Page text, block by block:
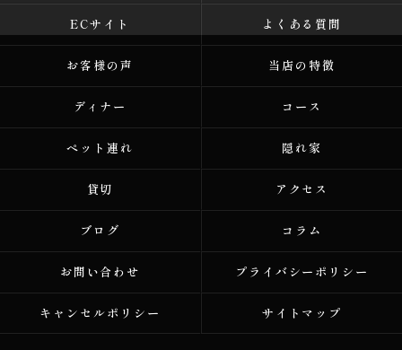
ECサイト よくある質問
お客様の声 当店の特徴
ディナー コース
ペット連れ 隠れ家
貸切 アクセス
ブログ コラム
お問い合わせ プライバシーポリシー
キャンセルポリシー サイトマップ